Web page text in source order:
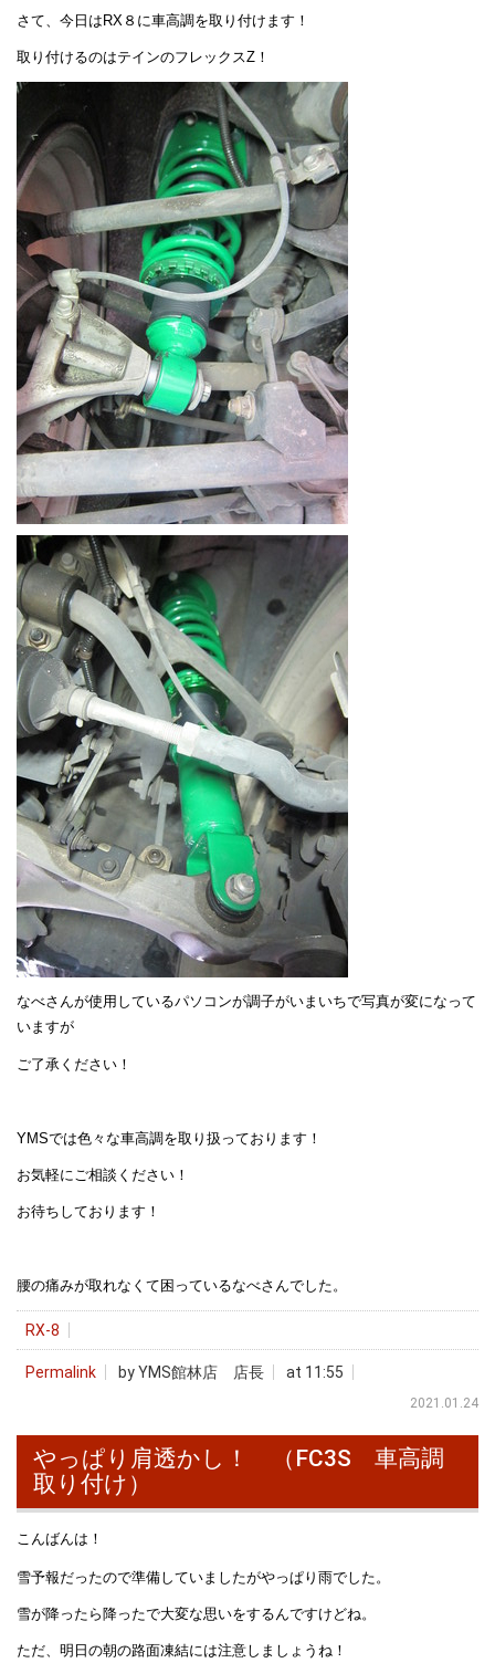
さて、今日はRX８に車高調を取り付けます！
取り付けるのはテインのフレックスZ！
なべさんが使用しているパソコンが調子がいまいちで写真が変になって
いますが
ご了承ください！
YMSでは色々な車高調を取り扱っております！
お気軽にご相談ください！
お待ちしております！
腰の痛みが取れなくて困っているなべさんでした。
RX-8
Permalink by YMS館林店 店長 at 11:55
2021.01.24
やっぱり肩透かし！ （FC3S 車高調
取り付け）
こんばんは！
雪予報だったので準備していましたがやっぱり雨でした。
雪が降ったら降ったで大変な思いをするんですけどね。
ただ、明日の朝の路面凍結には注意しましょうね！